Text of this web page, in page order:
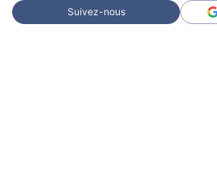
Suivez-nous